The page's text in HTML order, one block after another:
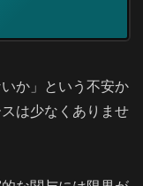
か」という不安か
は少なくありませ